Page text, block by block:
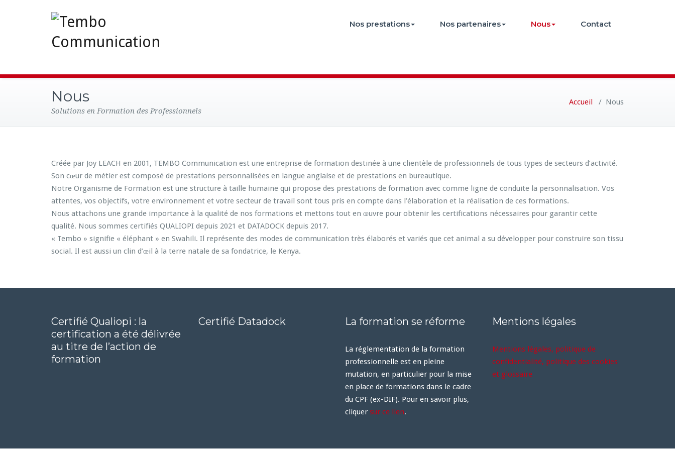
Nos prestations Nos partenaires Nous Contact
Nous
Solutions en Formation des Professionnels
Accueil / Nous
Créée par Joy LEACH en 2001, TEMBO Communication est une entreprise de formation destinée à une clientèle de professionnels de tous types de secteurs d’activité.
Son cœur de métier est composé de prestations personnalisées en langue anglaise et de prestations en bureautique.
Notre Organisme de Formation est une structure à taille humaine qui propose des prestations de formation avec comme ligne de conduite la personnalisation. Vos
attentes, vos objectifs, votre environnement et votre secteur de travail sont tous pris en compte dans l’élaboration et la réalisation de ces formations.
Nous attachons une grande importance à la qualité de nos formations et mettons tout en œuvre pour obtenir les certifications nécessaires pour garantir cette
qualité. Nous sommes certifiés QUALIOPI depuis 2021 et DATADOCK depuis 2017.
« Tembo » signifie « éléphant » en Swahili. Il représente des modes de communication très élaborés et variés que cet animal a su développer pour construire son tissu
social. Il est aussi un clin d’œil à la terre natale de sa fondatrice, le Kenya.
Certifié Qualiopi : la
certification a été délivrée
au titre de l’action de
formation
Certifié Datadock La formation se réforme
La réglementation de la formation
professionnelle est en pleine
mutation, en particulier pour la mise
en place de formations dans le cadre
du CPF (ex-DIF). Pour en savoir plus,
cliquer sur ce lien.
Mentions légales
Mentions légales, politique de
confidentialité, politique des cookies
et glossaire